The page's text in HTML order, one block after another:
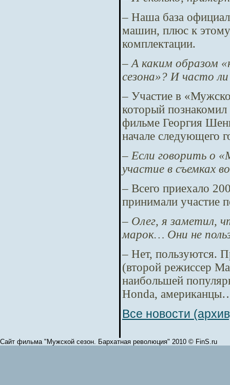
– Наша база
машин, плюс к
комплектации.
– А каким образом
сезона»? И часто
– Участие в
который
фильме Георгия
начале следующего
– Если говорить о
участие в съемках
– Всего приехало
принимали участие
– Олег, я заметил,
марок… Они не
– Нет, пользуются.
(второй режиссер
наибольшей
Honda,
Все новости
Сайт фильма "Мужской сезон. Бархатная революция" 2010 © FinS.ru